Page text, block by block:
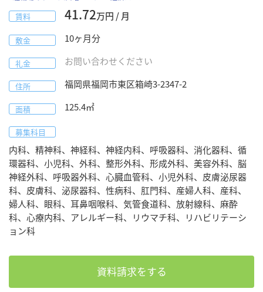
賃料 41.72万円 / 月
敷金 10ヶ月分
礼金 お問い合わせください
住所 福岡県福岡市東区箱崎3-2347-2
面積 125.4㎡
募集科目
内科、精神科、神経科、神経内科、呼吸器科、消化器科、循
環器科、小児科、外科、整形外科、形成外科、美容外科、脳
神経外科、呼吸器外科、心臓血管科、小児外科、皮膚泌尿器
科、皮膚科、泌尿器科、性病科、肛門科、産婦人科、産科、
婦人科、眼科、耳鼻咽喉科、気管食道科、放射線科、麻酔
科、心療内科、アレルギー科、リウマチ科、リハビリテーシ
ョン科
資料請求をする